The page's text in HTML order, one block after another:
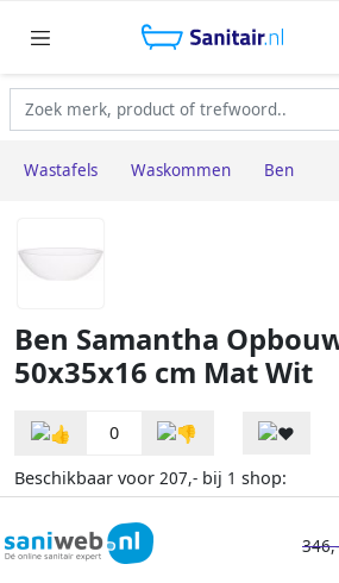
Wastafels Waskommen Ben
Ben Samantha
50x35x16 cm Mat Wit
0
Beschikbaar voor 207,- bij 1 shop:
346,-